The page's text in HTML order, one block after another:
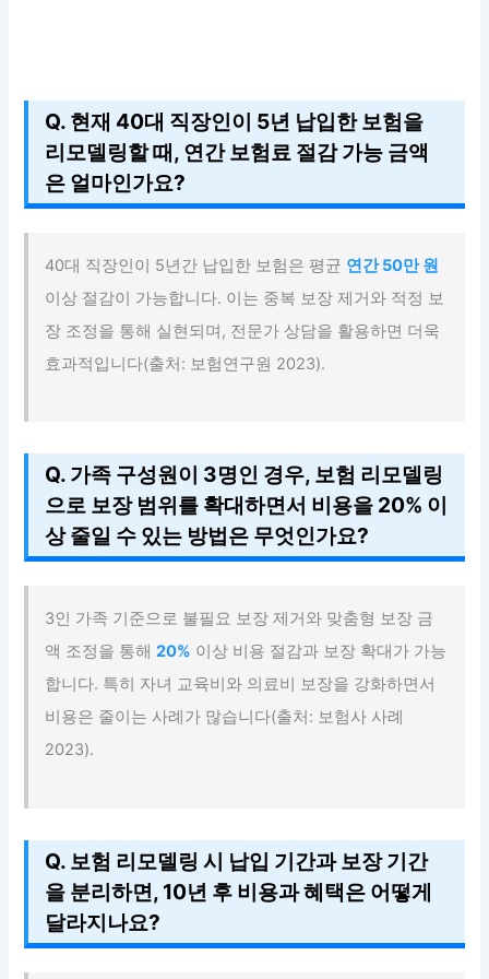
Q. 현재 40대 직장인이 5년 납입한 보험을
리모델링할 때, 연간 보험료 절감 가능 금액
은 얼마인가요?
40대 직장인이 5년간 납입한 보험은 평균 연간 50만 원
이상 절감이 가능합니다. 이는 중복 보장 제거와 적정 보
장 조정을 통해 실현되며, 전문가 상담을 활용하면 더욱
효과적입니다(출처: 보험연구원 2023).
Q. 가족 구성원이 3명인 경우, 보험 리모델링
으로 보장 범위를 확대하면서 비용을 20% 이
상 줄일 수 있는 방법은 무엇인가요?
3인 가족 기준으로 불필요 보장 제거와 맞춤형 보장 금
액 조정을 통해20% 이상 비용 절감과 보장 확대가 가능
합니다. 특히 자녀 교육비와 의료비 보장을 강화하면서
비용은 줄이는 사례가 많습니다(출처: 보험사 사례
2023).
Q. 보험 리모델링 시 납입 기간과 보장 기간
을 분리하면, 10년 후 비용과 혜택은 어떻게
달라지나요?